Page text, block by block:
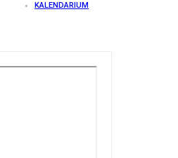
KALENDARIUM